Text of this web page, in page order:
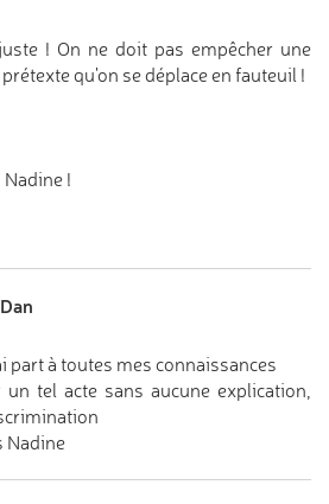
! On ne doit pas empêcher une
qu'on se déplace en fauteuil !
!
Dan
part à toutes mes connaissances
tel acte sans aucune explication,
Nadine